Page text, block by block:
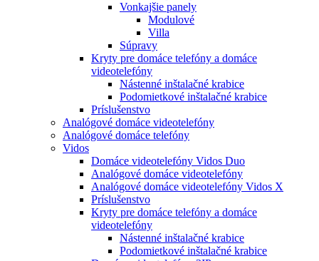
Vonkajšie panely
Modulové
Villa
Súpravy
Kryty pre domáce telefóny a domáce
videotelefóny
Nástenné inštalačné krabice
Podomietkové inštalačné krabice
Príslušenstvo
Analógové domáce videotelefóny
Analógové domáce telefóny
Vidos
Domáce videotelefóny Vidos Duo
Analógové domáce videotelefóny
Analógové domáce videotelefóny Vidos X
Príslušenstvo
Kryty pre domáce telefóny a domáce
videotelefóny
Nástenné inštalačné krabice
Podomietkové inštalačné krabice